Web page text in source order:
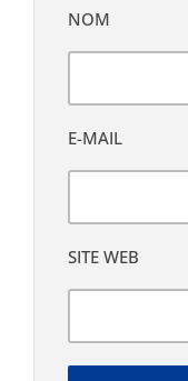
NOM
E-MAIL
SITE WEB